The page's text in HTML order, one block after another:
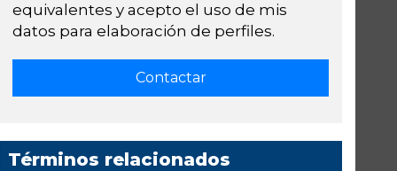
equivalentes y acepto el uso de mis
datos para elaboración de perfiles.
Términos relacionados